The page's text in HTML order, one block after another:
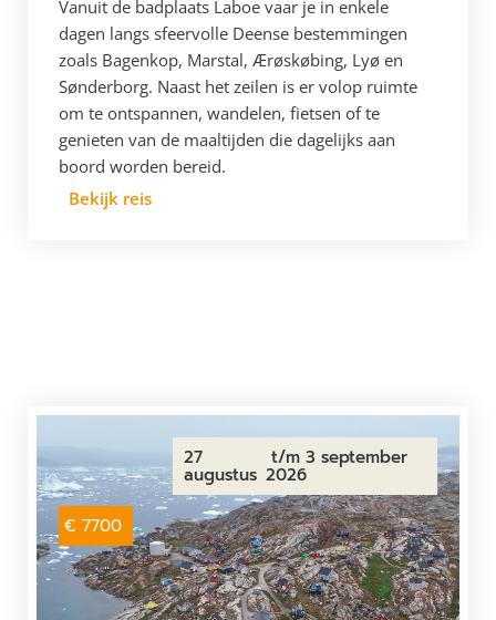
Vanuit de badplaats Laboe vaar je in enkele
dagen langs sfeervolle Deense bestemmingen
zoals Bagenkop, Marstal, Ærøskøbing, Lyø en
Sønderborg. Naast het zeilen is er volop ruimte
om te ontspannen, wandelen, fietsen of te
genieten van de maaltijden die dagelijks aan
boord worden bereid.
Bekijk reis
27
augustus
t/m 3 september
2026
€ 7700